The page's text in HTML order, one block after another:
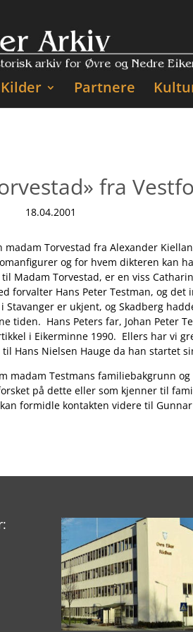
Kilder Partnere
fra
18.04.2001
Torvestad fra Alexander
og for hvem dikteren kan
Torvestad, er en viss
Hans Peter Testman, og det
er ukjent, og Skadberg
Hans Peters far, Johan Peter
i Eikerminne 1990. Ellers har vi
Hans Nielsen Hauge da han startet
Testmans familiebakgrunn
på dette eller som kjenner til
formidle kontakten videre til Gunnar